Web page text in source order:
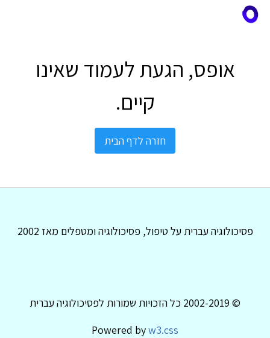
אופס, הגעת לעמוד שאינו
קיים.
חזרה לדף הבית
פסיכולוגיה עברית על טיפול, פסיכולוגיה ומטפלים מאז 2002
© 2002-2019 כל הזכויות שמורות לפסיכולוגיה עברית
Powered byw3.css